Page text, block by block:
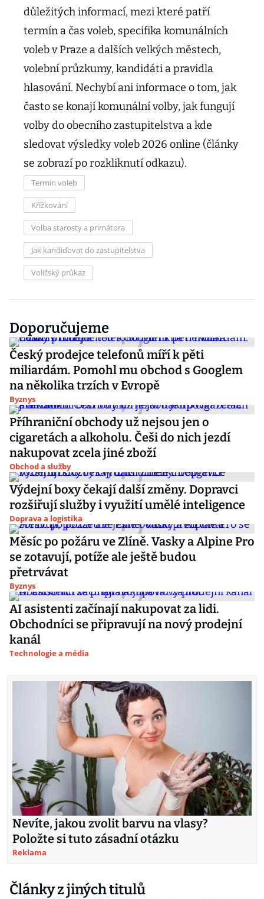
důležitých informací, mezi které patří
termín a čas voleb, specifika komunálních
voleb v Praze a dalších velkých městech,
volební průzkumy, kandidáti a pravidla
hlasování. Nechybí ani informace o tom, jak
často se konají komunální volby, jak fungují
volby do obecního zastupitelstva a kde
sledovat výsledky voleb 2026 online (články
se zobrazí po rozkliknutí odkazu).
Termín voleb
Křížkování
Volba starosty a primátora
Jak kandidovat do zastupitelstva
Voličský průkaz
Doporučujeme
Český prodejce telefonů míří k pěti
miliardám. Pomohl mu obchod s Googlem
na několika trzích v Evropě
Byznys
Příhraniční obchody už nejsou jen o
cigaretách a alkoholu. Češi do nich jezdí
nakupovat zcela jiné zboží
Obchod a služby
Výdejní boxy čekají další změny. Dopravci
rozšiřují služby i využití umělé inteligence
Doprava a logistika
Měsíc po požáru ve Zlíně. Vasky a Alpine Pro
se zotavují, potíže ale ještě budou
přetrvávat
Byznys
AI asistenti začínají nakupovat za lidi.
Obchodníci se připravují na nový prodejní
kanál
Technologie a média
Nevíte, jakou zvolit barvu na vlasy?
Položte si tuto zásadní otázku
Reklama
Články z jiných titulů